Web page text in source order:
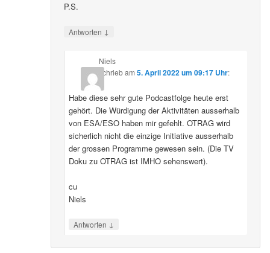
P.S.
Antworten ↓
Niels
schriebam 5. April 2022 um 09:17 Uhr:
Habe diese sehr gute Podcastfolge heute erst
gehört. Die Würdigung der Aktivitäten ausserhalb
von ESA/ESO haben mir gefehlt. OTRAG wird
sicherlich nicht die einzige Initiative ausserhalb
der grossen Programme gewesen sein. (Die TV
Doku zu OTRAG ist IMHO sehenswert).
cu
Niels
Antworten ↓